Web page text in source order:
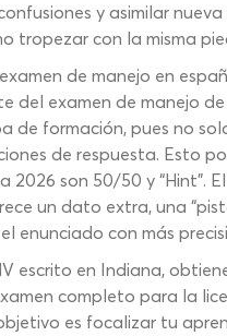
y asimilar
tropezar con la misma
de manejo en
del examen de manejo
de formación, pues no
de respuesta. Esto
2026 son 50/50 y “Hint”.
un dato extra, una
enunciado con más
escrito en Indiana,
completo para la
es focalizar tu